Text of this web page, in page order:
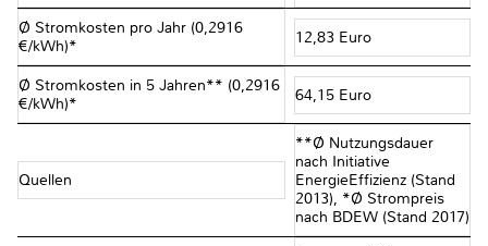
Ø Stromkosten pro Jahr (0,2916
€/kWh)*
12,83 Euro
Ø Stromkosten in 5 Jahren** (0,2916
€/kWh)*
64,15 Euro
Quellen
**Ø Nutzungsdauer
nach Initiative
EnergieEffizienz (Stand
2013), *Ø Strompreis
nach BDEW (Stand 2017)